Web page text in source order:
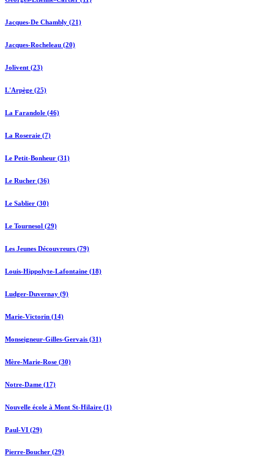
Jacques-De Chambly (21)
Jacques-Rocheleau (20)
Jolivent (23)
L'Arpège (25)
La Farandole (46)
La Roseraie (7)
Le Petit-Bonheur (31)
Le Rucher (36)
Le Sablier (30)
Le Tournesol (29)
Les Jeunes Découvreurs (79)
Louis-Hippolyte-Lafontaine (18)
Ludger-Duvernay (9)
Marie-Victorin (14)
Monseigneur-Gilles-Gervais (31)
Mère-Marie-Rose (30)
Notre-Dame (17)
Nouvelle école à Mont St-Hilaire (1)
Paul-VI (29)
Pierre-Boucher (29)